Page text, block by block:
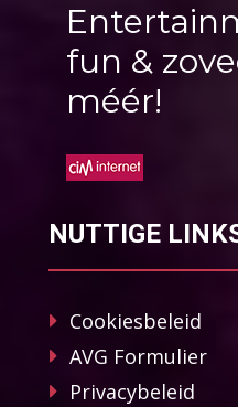
fun &
méér!
NUTTIGE
Cookiesbeleid
AVG Formulier
Privacybeleid